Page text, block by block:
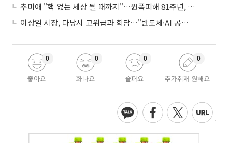
추미애 "핵 없는 세상 될 때까지"…원폭피해 81주년, 국경 넘은 증언
이상일 시장, 다낭시 고위급과 회담…"반도체·AI 공통점 많다"
좋아요
0
화나요
0
슬퍼요
0
추가취재 원해요
0